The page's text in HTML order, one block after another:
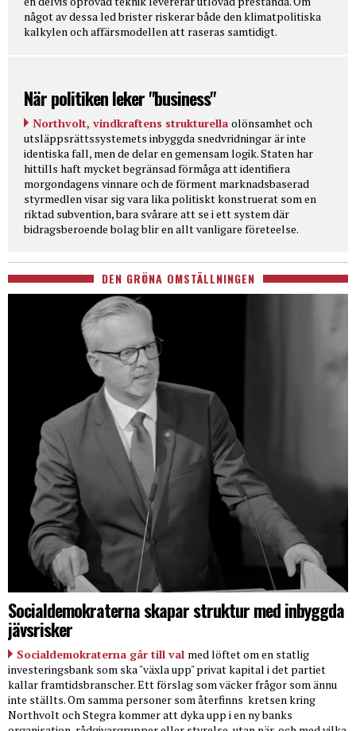
något av dessa led brister riskerar både den klimatpolitiska
kalkylen och affärsmodellen att raseras samtidigt.
När politiken leker "business"
Northvolt, vindkraftens strukturella olönsamhet och
utsläppsrättssystemets inbyggda snedvridningar är inte
identiska fall, men de delar en gemensam logik. Staten har
hittills haft mycket begränsad förmåga att identifiera
morgondagens vinnare och de förment marknadsbaserad
styrmedlen visar sig vara lika politiskt konstruerat som en
riktad subvention, bara svårare att se i ett system där
bidragsberoende bolag blir en allt vanligare företeelse.
DEN GRÖNA OMSTÄLLNINGEN
Socialdemokraterna skapar struktur med inbyggda
jävsrisker
Socialdemokraterna går till val med löftet om en statlig
investeringsbank som ska "växla upp" privat kapital i det partiet
kallar framtidsbranscher. Ett förslag som väcker frågor som ännu
inte ställts. Om samma personer som återfinns kretsen kring
Northvolt och Stegra kommer att dyka upp i en ny banks